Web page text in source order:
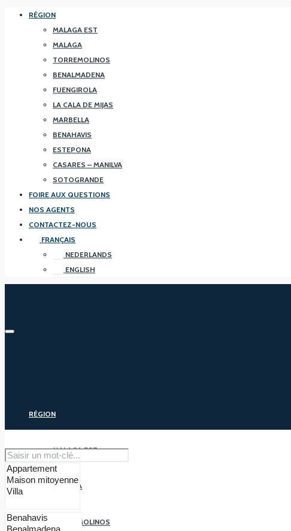
RÉGION
MALAGA EST
MALAGA
TORREMOLINOS
BENALMADENA
FUENGIROLA
LA CALA DE MIJAS
MARBELLA
BENAHAVIS
ESTEPONA
CASARES – MANILVA
SOTOGRANDE
FOIRE AUX QUESTIONS
NOS AGENTS
CONTACTEZ-NOUS
FRANÇAIS
NEDERLANDS
ENGLISH
RÉGION
MALAGA EST
MALAGA
TORREMOLINOS